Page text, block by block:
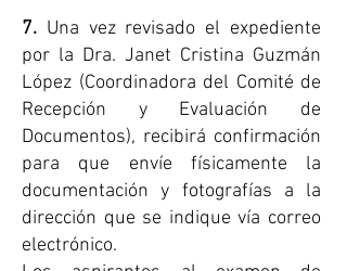
7. Una vez revisado el expediente
por la Dra. Janet Cristina Guzmán
López (Coordinadora del Comité de
Recepción y Evaluación de
Documentos), recibirá confirmación
para que envíe físicamente la
documentación y fotografías a la
dirección que se indique vía correo
electrónico.